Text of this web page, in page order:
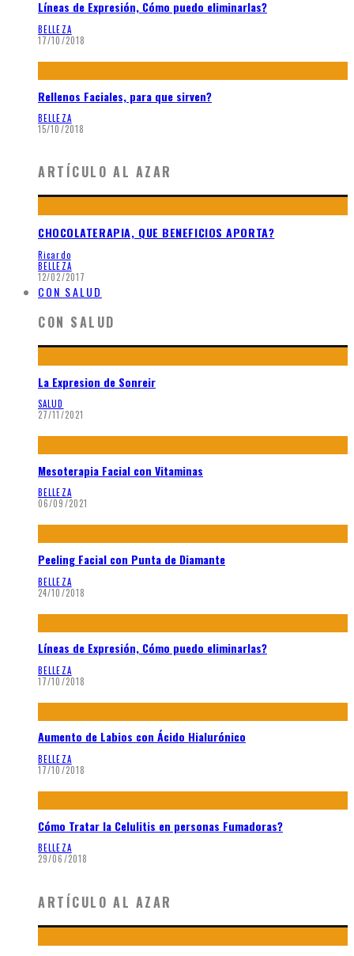
Líneas de Expresión, Cómo puedo eliminarlas?
BELLEZA
17/10/2018
Rellenos Faciales, para que sirven?
BELLEZA
15/10/2018
ARTÍCULO AL AZAR
CHOCOLATERAPIA, QUE BENEFICIOS APORTA?
Ricardo
BELLEZA
12/02/2017
CON SALUD
CON SALUD
La Expresion de Sonreir
SALUD
27/11/2021
Mesoterapia Facial con Vitaminas
BELLEZA
06/09/2021
Peeling Facial con Punta de Diamante
BELLEZA
24/10/2018
Líneas de Expresión, Cómo puedo eliminarlas?
BELLEZA
17/10/2018
Aumento de Labios con Ácido Hialurónico
BELLEZA
17/10/2018
Cómo Tratar la Celulitis en personas Fumadoras?
BELLEZA
29/06/2018
ARTÍCULO AL AZAR